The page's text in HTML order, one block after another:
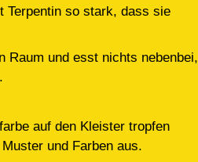
Terpentin so stark, dass sie
Raum und esst nichts nebenbei,
auf den Kleister tropfen
und Farben aus.